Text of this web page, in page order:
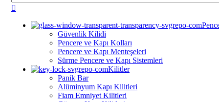
Güvenlik Kilidi
Pencere ve Kapı Kolları
Pencere ve Kapı Menteşeleri
Sürme Pencere ve Kapı Sistemleri
Kilitler
Panik Bar
Alüminyum Kapı Kilitleri
⁠⁠Fiam Emniyet Kilitleri